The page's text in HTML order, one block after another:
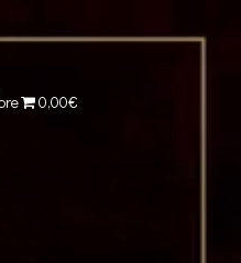
0,00€